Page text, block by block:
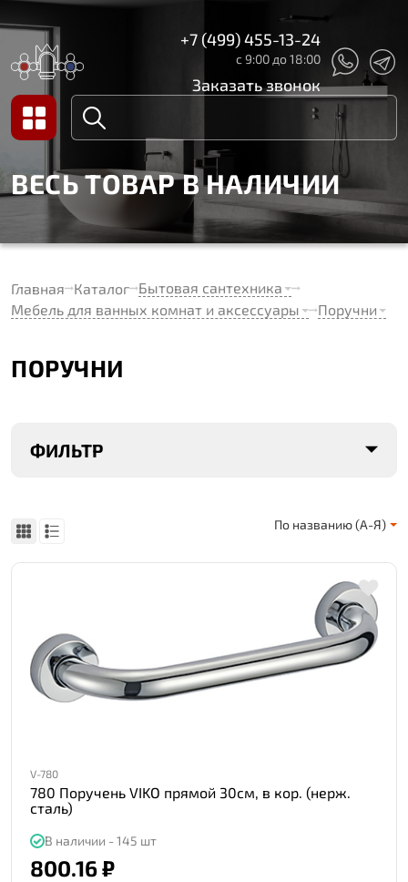
+7 (499) 455-13-24
с 9:00 до 18:00
Заказать звонок
ВЕСЬ ТОВАР В НАЛИЧИИ
Главная Каталог Бытовая сантехника
Мебель для ванных комнат и аксессуары
Поручни
ПОРУЧНИ
ФИЛЬТР
По названию (А-Я)
V-780
780 Поручень VIKO прямой 30см, в кор. (нерж.
сталь)
В наличии - 145 шт
800.16 ₽